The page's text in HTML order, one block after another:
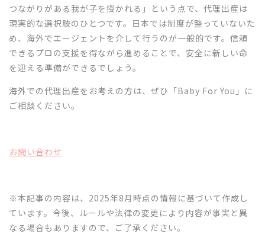
つながりがある我が子を授かれる」という点で、代理出産は
現実的な選択肢のひとつです。日本では制度が整っていないた
め、海外でエージェントを介して行うのが一般的です。信頼
できるプロの支援を得ながら進めることで、安全に新しい命
を迎える準備ができるでしょう。
海外での代理出産をお考えの方は、ぜひ「Baby For You」に
ご相談ください。
お問い合わせ
※本記事の内容は、2025年8月時点の情報に基づいて作成し
ています。今後、ルールや法律の変更により内容が事実と異
なる場合もありますので、ご了承ください。